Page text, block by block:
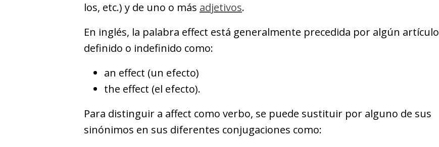
los, etc.) y de uno o más adjetivos.
En inglés, la palabra effect está generalmente precedida por algún artículo
definido o indefinido como:
an effect (un efecto)
the effect (el efecto).
Para distinguir a affect como verbo, se puede sustituir por alguno de sus
sinónimos en sus diferentes conjugaciones como: